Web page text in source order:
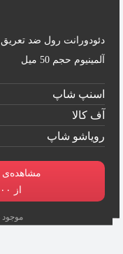
دئودورانت رول ضد
آلمینیوم حجم 50 میل
اسنپ شاپ
آف کالا
رویاشو شاپ
مشاهده‌ی
از ۱۶۸٫۸۰۰ تومان
موجود در ۷۹